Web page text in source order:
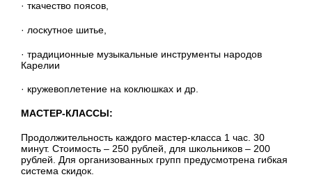
· ткачество поясов,
· лоскутное шитье,
· традиционные музыкальные инструменты народов
Карелии
· кружевоплетение на коклюшках и др.
МАСТЕР-КЛАССЫ:
Продолжительность каждого мастер-класса 1 час. 30
минут. Стоимость – 250 рублей, для школьников – 200
рублей. Для организованных групп предусмотрена гибкая
система скидок.